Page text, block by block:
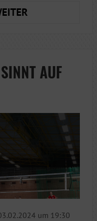
VSV
JENAAUF
um 19:30